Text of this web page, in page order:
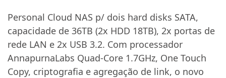
Personal Cloud NAS p/ dois hard disks SATA,
capacidade de 36TB (2x HDD 18TB), 2x portas de
rede LAN e 2x USB 3.2. Com processador
AnnapurnaLabs Quad-Core 1.7GHz, One Touch
Copy, criptografia e agregação de link, o novo